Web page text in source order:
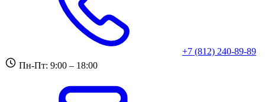
+7 (812) 240-89-89
Пн-Пт: 9:00 – 18:00